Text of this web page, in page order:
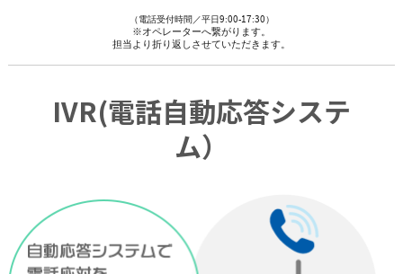
（電話受付時間／平日9:00-17:30）
※オペレーターへ繋がります。
担当より折り返しさせていただきます。
IVR(電話自動応答システ
ム）